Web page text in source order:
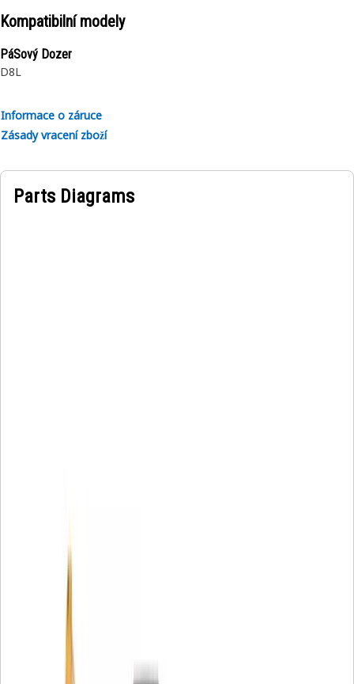
Kompatibilní modely
PáSový Dozer
D8L
Informace o záruce
Zásady vracení zboží
Parts Diagrams